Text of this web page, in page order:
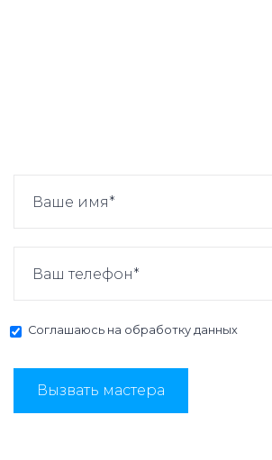
Соглашаюсь на обработку данных
Вызвать мастера